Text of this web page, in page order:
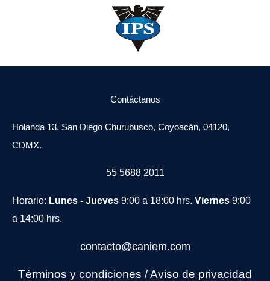
Contáctanos
Holanda 13, San Diego Churubusco, Coyoacán, 04120,
CDMX.
55 5688 2011
Horario: Lunes - Jueves 9:00 a 18:00 hrs. Viernes 9:00
a 14:00 hrs.
contacto@caniem.com
Términos y condiciones /Aviso de privacidad